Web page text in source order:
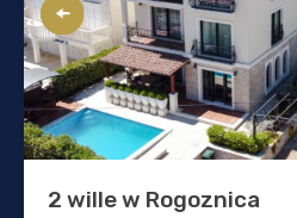
2 wille w Rogoznica